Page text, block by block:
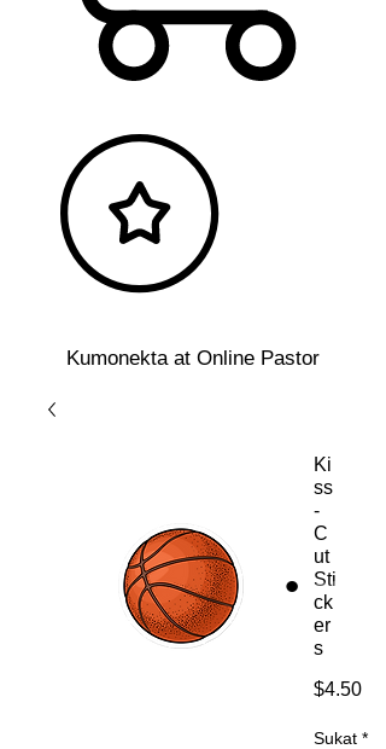
Kumonekta at Online Pastor
Ki
ss
-
C
ut
Sti
ck
er
s
$4.50
Sukat *